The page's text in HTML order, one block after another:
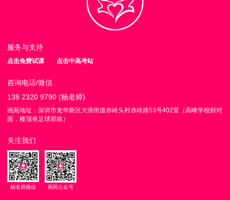
服务与支持
点击免费试课 点击中高考站
咨询电话/微信
138 2320 9790 (杨老师)
画苑地址：深圳市龙华新区大浪街道赤岭头村赤岭路53号402室（高峰学校斜对
面，楼顶有足球那栋）
关注我们
杨老师微信 画苑公众号